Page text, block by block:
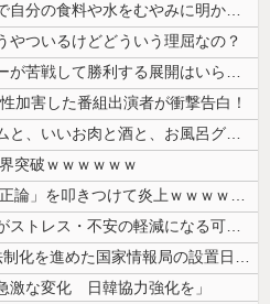
【3.11被災者が警告】避難所で自分の食料や水をむやみに明かしてはいけ...
やついるけどどういう理屈なの？
【正論】特撮関係者「ヒーローが苦戦して勝利する展開はいらない。それで特...
加害した番組出演者が衝撃告白！
兄嫁「正月に帰るから、ゲームと、いいお肉と酒と、お風呂グッズの準備しと...
突破ｗｗｗｗｗｗ
【悲報】 有吉、一般人に「ド正論」を叩きつけて炎上ｗｗｗｗｗｗｗｗ
【朗報】かわいい動物の動画がストレス・不安の軽減になる可能性。英大学の...
（ ´_ゝ`）中国「高市政権が法制化を進めた国家情報局の設置日が7月3...
激な変化 日韓協力強化を」